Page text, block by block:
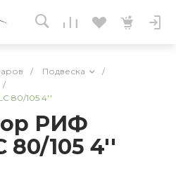
/ Подвеска
/
/
80/105 4''
РИФ
80/105 4''